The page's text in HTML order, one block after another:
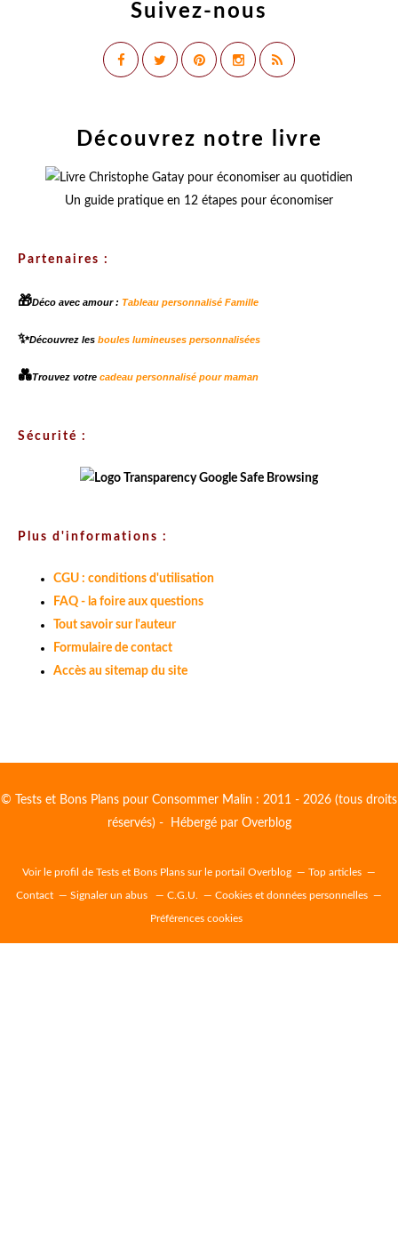
Suivez-nous
Découvrez notre livre
Un guide pratique en 12 étapes pour économiser
Partenaires :
🎁Déco avec amour : Tableau personnalisé Famille
✨Découvrez les boules lumineuses personnalisées
💑Trouvez votre cadeau personnalisé pour maman
Sécurité :
Plus d'informations :
CGU : conditions d'utilisation
FAQ - la foire aux questions
Tout savoir sur l'auteur
Formulaire de contact
Accès au sitemap du site
© Tests et Bons Plans pour Consommer Malin : 2011 - 2026 (tous droits
réservés) - Hébergé par Overblog
Voir le profil de Tests et Bons Plans sur le portail Overblog Top articles
Contact Signaler un abus C.G.U. Cookies et données personnelles
Préférences cookies